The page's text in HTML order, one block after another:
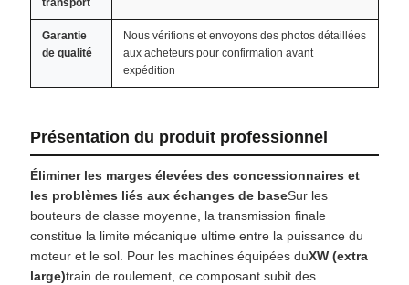
transport
Garantie
de qualité
Nous vérifions et envoyons des photos détaillées
aux acheteurs pour confirmation avant
expédition
Présentation du produit professionnel
Éliminer les marges élevées des concessionnaires et
les problèmes liés aux échanges de baseSur les
bouteurs de classe moyenne, la transmission finale
constitue la limite mécanique ultime entre la puissance du
moteur et le sol. Pour les machines équipées duXW (extra
large)train de roulement, ce composant subit des